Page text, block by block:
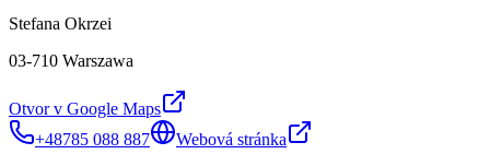
Stefana Okrzei
03-710 Warszawa
Otvor v Google Maps
+48785 088 887
Webová stránka